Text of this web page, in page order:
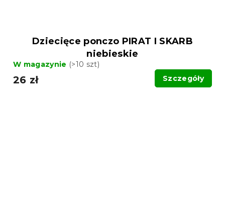
Dziecięce ponczo PIRAT I SKARB
niebieskie
W magazynie (>10 szt)
26 zł Szczegóły